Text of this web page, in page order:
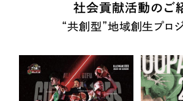
社会貢献活動のご
“共創型”地域創生プロジ